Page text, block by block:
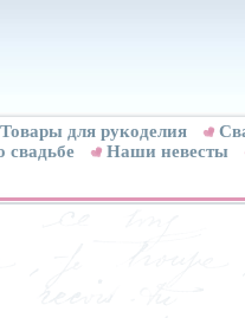
Товары для рукоделия
свадьбе Наши невесты